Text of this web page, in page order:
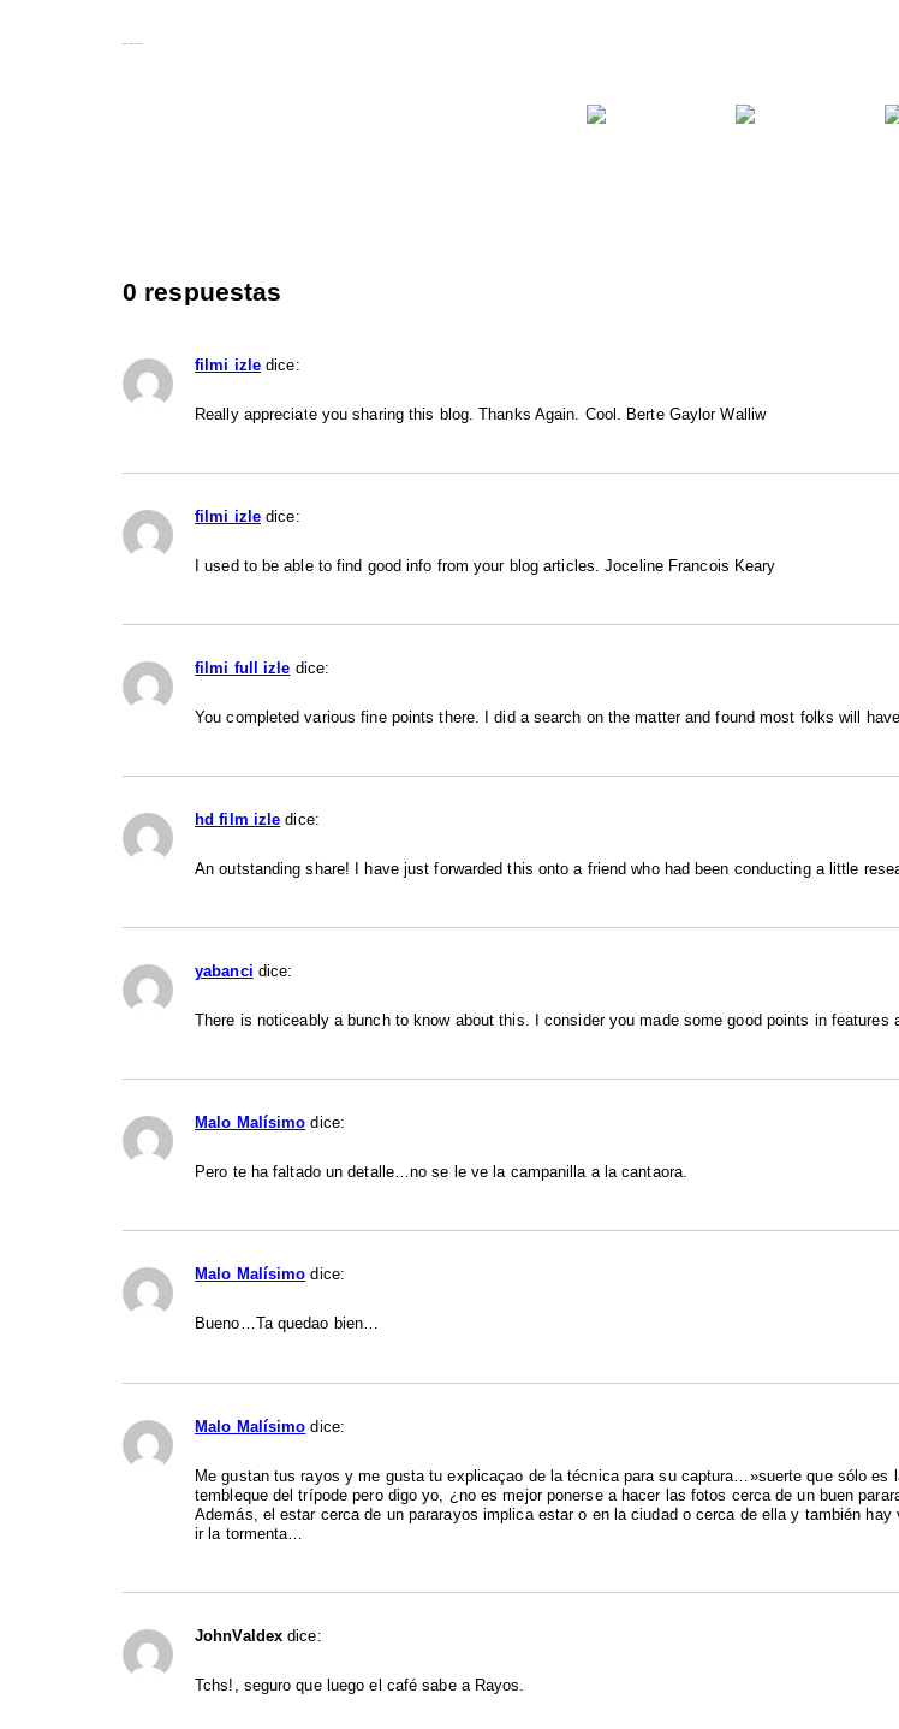
0 respuestas
filmi izle dice:
Really appreciate you sharing this blog. Thanks Again. Cool. Berte Gaylor Walliw
filmi izle dice:
I used to be able to find good info from your blog articles. Joceline Francois Keary
filmi full izle dice:
You completed various fine points there. I did a search on the matter and found most folks will
hd film izle dice:
An outstanding share! I have just forwarded this onto a friend who had been conducting a little
yabanci dice:
There is noticeably a bunch to know about this. I consider you made some good points in features
Malo Malísimo dice:
Pero te ha faltado un detalle…no se le ve la campanilla a la cantaora.
Malo Malísimo dice:
Bueno…Ta quedao bien…
Malo Malísimo dice:
Me gustan tus rayos y me gusta tu explicaçao de la técnica para su captura…»suerte que sólo
tembleque del trípode pero digo yo, ¿no es mejor ponerse a hacer las fotos cerca de un buen
Además, el estar cerca de un pararayos implica estar o en la ciudad o cerca de ella y también
ir la tormenta…
JohnValdex dice:
Tchs!, seguro que luego el café sabe a Rayos.